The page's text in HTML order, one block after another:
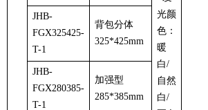
光颜
色：
暖
白/
自然
白/
JHB-
FGX325425-
T-1
背包分体
325*425mm
JHB-
FGX280385-
T-1
加强型
285*385mm